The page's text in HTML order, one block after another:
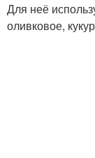
Для неё
оливковое,